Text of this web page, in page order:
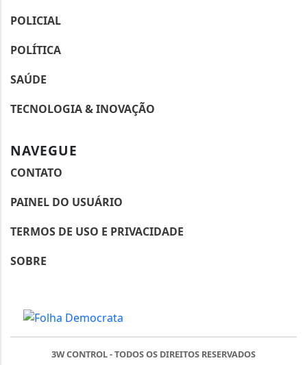
POLICIAL
POLÍTICA
SAÚDE
TECNOLOGIA & INOVAÇÃO
NAVEGUE
CONTATO
PAINEL DO USUÁRIO
TERMOS DE USO E PRIVACIDADE
SOBRE
3W CONTROL - TODOS OS DIREITOS RESERVADOS